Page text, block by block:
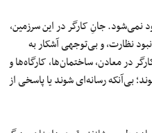
نمی‌شود. جانِ کارگر در این سرزمین،
نظارت، و بی‌توجهی آشکار به
در معادن، ساختمان‌ها، کارگاه‌ها و
بی‌آنکه رسانه‌ای شوند یا پاسخی از